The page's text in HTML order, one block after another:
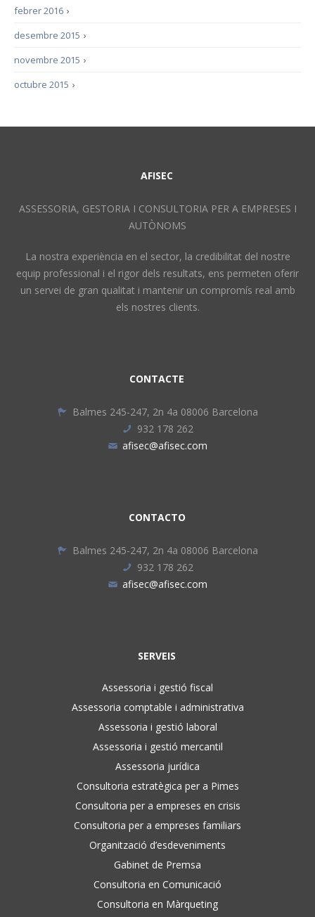
›
febrer 2016
›
desembre 2015
›
novembre 2015
›
octubre 2015
AFISEC
ASSESSORIA, GESTORIA I CONSULTORIA PER A EMPRESES I
AUTÒNOMS
La nostra experiència en el sector, la credibilitat del nostre
equip professional i el rigor dels resultats, ens permeten oferir
un servei de gran qualitat i mantenir un compromís real amb
els nostres clients.
CONTACTE
Balmes 245-247, 2n 4a 08006 Barcelona
932 178 262
afisec@afisec.com
CONTACTO
Balmes 245-247, 2n 4a 08006 Barcelona
932 178 262
afisec@afisec.com
SERVEIS
Assessoria i gestió fiscal
Assessoria comptable i administrativa
Assessoria i gestió laboral
Assessoria i gestió mercantil
Assessoria jurídica
Consultoria estratègica per a Pimes
Consultoria per a empreses en crisis
Consultoria per a empreses familiars
Organització d’esdeveniments
Gabinet de Premsa
Consultoria en Comunicació
Consultoria en Màrqueting